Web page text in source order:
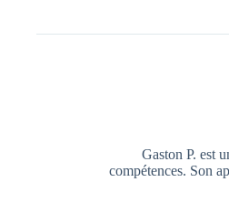
Gaston P. est
compétences. Son